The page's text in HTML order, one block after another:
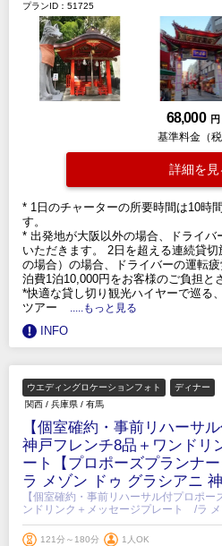
プランID：51725
68,000 円
基準料金（税
詳細を見
* 1日のチャーターの所要時間は10時
す。
* 出発地が大阪以外の場合、ドライバ
いただきます。 2日を超える連続貸
の場合）の場合、ドライバーの運転
泊費1泊10,000円をお客様のご負担と
*快適な貸し切り観光ハイヤーで巡る
ツアー
.....もっと見る
INFO
ウエディングロケーションフォト
ディナー
関西 / 兵庫県 / 有馬
【個室確約・事前リハーサ
神戸フレンチ8品＋ワンドリ
ート【プロポーズプランナ
ラ メゾン ドゥ グラシアニ
【個室確約・事前リハーサル付プロポ
ンドリンク＋メッセージプレート /ラ
121分～180分
1人OK